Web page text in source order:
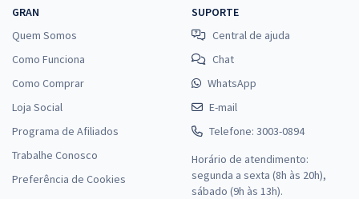
GRAN
Quem Somos
Como Funciona
Como Comprar
Loja Social
Programa de Afiliados
Trabalhe Conosco
Preferência de Cookies
SUPORTE
Central de ajuda
Chat
WhatsApp
E-mail
Telefone: 3003-0894
Horário de atendimento:
segunda a sexta (8h às 20h),
sábado (9h às 13h).